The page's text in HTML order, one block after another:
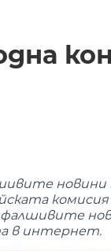
комисия
в интернет.